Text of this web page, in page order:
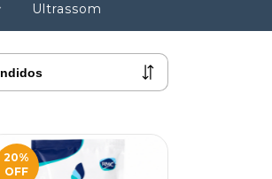
Ultrassom
20%
OFF